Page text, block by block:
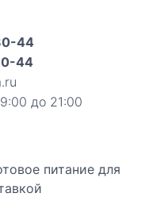
44
44
до 21:00
питание для